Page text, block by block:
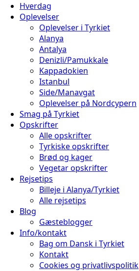
Hverdag
Oplevelser
Oplevelser i Tyrkiet
Alanya
Antalya
Denizli/Pamukkale
Kappadokien
Istanbul
Side/Manavgat
Oplevelser på Nordcypern
Smag på Tyrkiet
Opskrifter
Alle opskrifter
Tyrkiske opskrifter
Brød og kager
Vegetar opskrifter
Rejsetips
Billeje i Alanya/Tyrkiet
Alle rejsetips
Blog
Gæsteblogger
Info/kontakt
Bag om Dansk i Tyrkiet
Kontakt
Cookies og privatlivspolitik